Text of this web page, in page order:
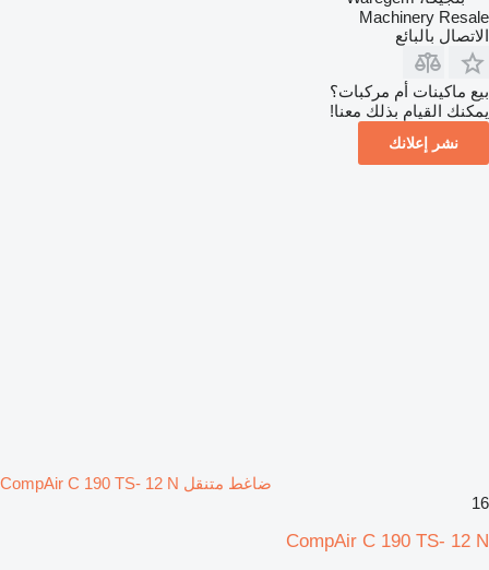
Machinery Resale
الاتصال بالبائع
بيع ماكينات أم مركبات؟
يمكنك القيام بذلك معنا!
نشر إعلانك
ضاغط متنقل CompAir C 190 TS- 12 N
16
CompAir C 190 TS- 12 N